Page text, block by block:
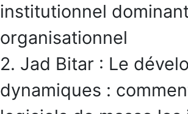
institutionnel
organisationnel
2. Jad Bitar : Le
dynamiques :